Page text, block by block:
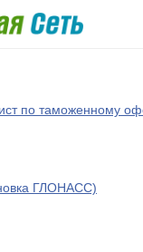
по таможенному
ГЛОНАСС)